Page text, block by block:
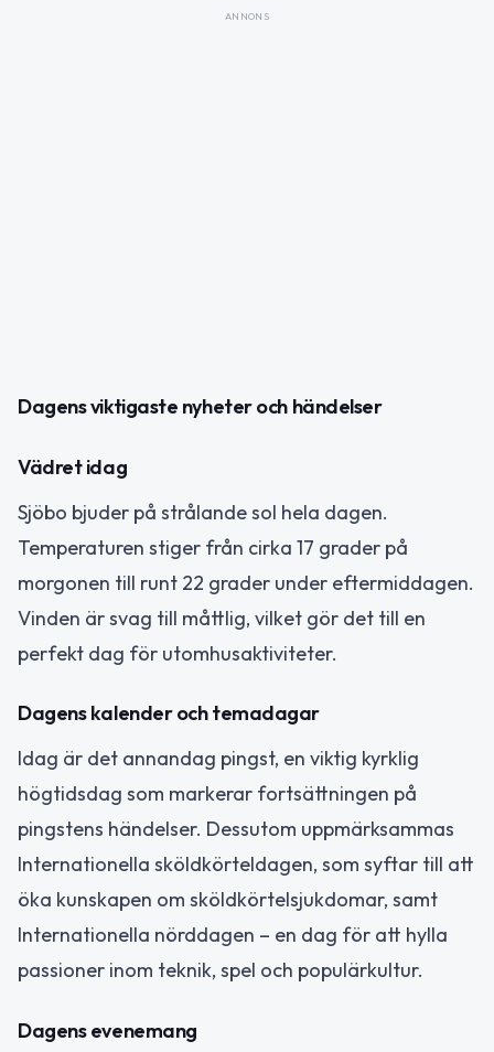
ANNONS
Dagens viktigaste nyheter och händelser
Vädret idag
Sjöbo bjuder på strålande sol hela dagen.
Temperaturen stiger från cirka 17 grader på
morgonen till runt 22 grader under eftermiddagen.
Vinden är svag till måttlig, vilket gör det till en
perfekt dag för utomhusaktiviteter.
Dagens kalender och temadagar
Idag är det annandag pingst, en viktig kyrklig
högtidsdag som markerar fortsättningen på
pingstens händelser. Dessutom uppmärksammas
Internationella sköldkörteldagen, som syftar till att
öka kunskapen om sköldkörtelsjukdomar, samt
Internationella nörddagen – en dag för att hylla
passioner inom teknik, spel och populärkultur.
Dagens evenemang